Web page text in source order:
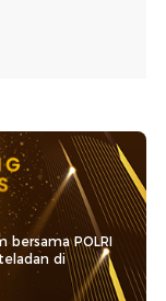
POLRI
di